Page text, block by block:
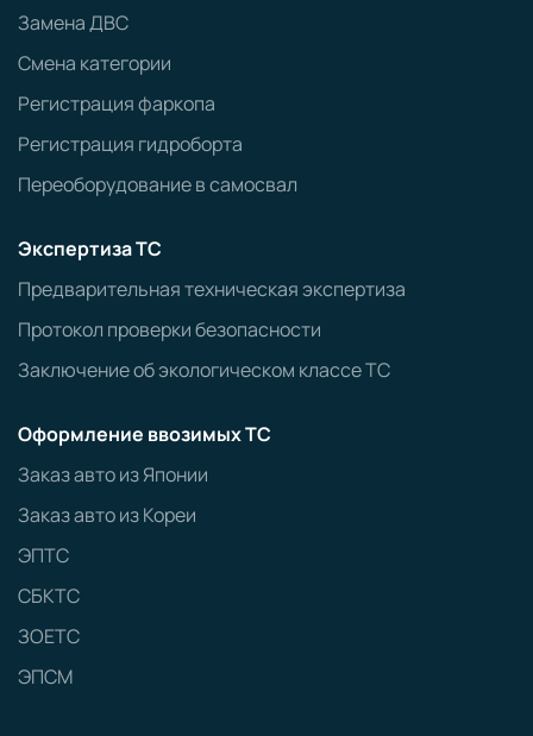
Замена ДВС
Смена категории
Регистрация фаркопа
Регистрация гидроборта
Переоборудование в самосвал
Экспертиза ТС
Предварительная техническая экспертиза
Протокол проверки безопасности
Заключение об экологическом классе ТС
Оформление ввозимых ТС
Заказ авто из Японии
Заказ авто из Кореи
ЭПТС
СБКТС
ЗОЕТС
ЭПСМ